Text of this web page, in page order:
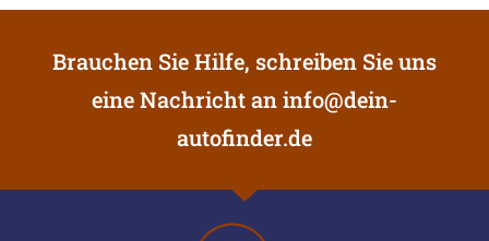
Brauchen Sie Hilfe, schreiben Sie uns
eine Nachricht aninfo@dein-
autofinder.de